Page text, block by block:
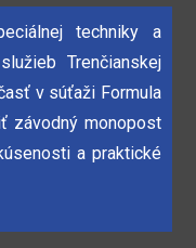
techniky a
Trenčianskej
v súťaži Formula
závodný monopost
a praktické